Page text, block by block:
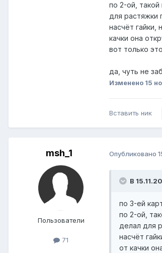
по 2-ой,
для растяжки
насчёт
качки она
вот только
да, чуть не
Изменено 15
Вставить ник
msh_1
Пользователи
71
Опубликовано
В
по 3-ей
по 2-ой,
делал для
насчёт
от качки